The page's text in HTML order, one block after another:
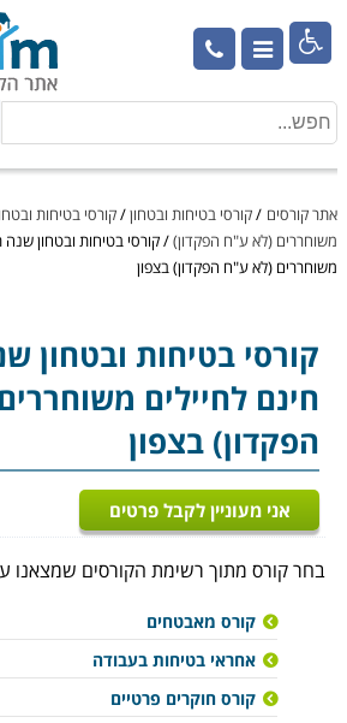

אתר קורסים /קורסי בטיחות ובטחון/קורסי בטיחות
משוחררים (לא ע"ח הפקדון)/קורסי בטיחות ובטחון שנה
משוחררים (לא ע"ח הפקדון) בצפון
קורסי בטיחות ובטחון
חינם לחיילים
הפקדון) בצפון
אני מעוניין לקבל פרטים
בחר קורס מתוך רשימת הקורסים שמצאנו
קורס מאבטחים
אחראי בטיחות בעבודה
קורס חוקרים פרטיים